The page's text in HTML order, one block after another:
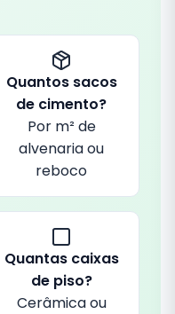
Quantos sacos
de cimento?
Por m² de
alvenaria ou
reboco
Quantas caixas
de piso?
Cerâmica ou